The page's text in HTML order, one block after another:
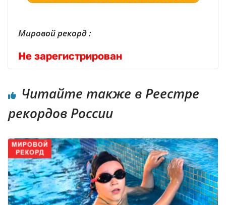
Мировой рекорд :
Не зарегистрирован
Читайте также в Реестре
рекордов России